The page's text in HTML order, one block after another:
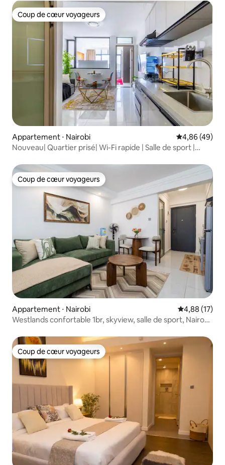
Coup de cœur voyageurs
Coup de cœur voyageurs
Appartement ⋅ Nairobi Évaluation
4,86 (49)
Nouveau| Quartier prisé| Wi-Fi rapide | Salle de sport |
Coup de cœur voyageurs
Coup de cœur voyageurs
Appartement ⋅ Nairobi Évaluation
4,88 (17)
Westlands confortable 1br, skyview, salle de sport, Nairobi
Coup de cœur voyageurs
Coup de cœur voyageurs